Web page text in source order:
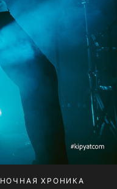
НОЧНАЯ ХРОНИКА